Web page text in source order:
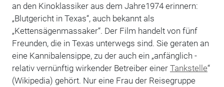
an den Kinoklassiker aus dem Jahre1974 erinnern:
„Blutgericht in Texas“, auch bekannt als
„Kettensägenmassaker“. Der Film handelt von fünf
Freunden, die in Texas unterwegs sind. Sie geraten an
eine Kannibalensippe, zu der auch ein „anfänglich ­
relativ vernünftig wirkender ­Betreiber einer Tankstelle“
(Wikipedia) gehört. Nur eine Frau der Reisegruppe